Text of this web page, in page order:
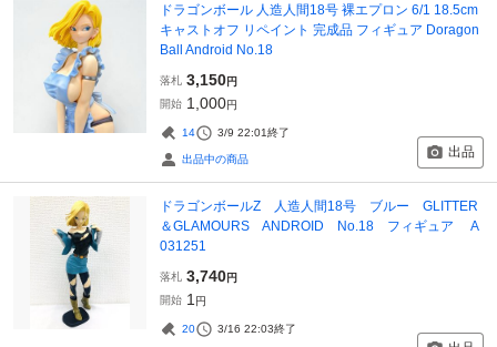
ドラゴンボール 人造人間18号 裸エプロン 6/1 18.5cm
キャストオフ リペイント 完成品 フィギュア Doragon
Ball Android No.18
落札 3,150円
開始 1,000円
14 3/9 22:01終了
出品中の商品 出品
ドラゴンボールZ 人造人間18号 ブルー GLITTER
＆GLAMOURS ANDROID No.18 フィギュア A
031251
落札 3,740円
開始 1 円
20 3/16 22:03終了